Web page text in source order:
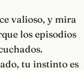
valioso, y mira
los episodios
tu instinto es